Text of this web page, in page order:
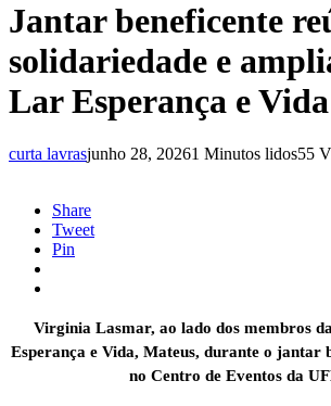
Jantar beneficente
solidariedade e
Lar Esperança e Vida
curta lavrasjunho 28, 20261 Minutos lidos55
Share
Tweet
Pin
Virginia Lasmar, ao lado dos membros
Esperança e Vida, Mateus, durante o jantar
no Centro de Eventos da